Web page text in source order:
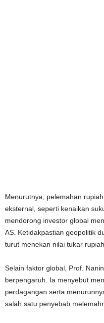
Menurutnya, pelemahan
eksternal, seperti kenaikan
mendorong investor global
AS. Ketidakpastian geopolitik
turut menekan nilai tukar
Selain faktor global, Prof.
berpengaruh. Ia menyebut
perdagangan serta
salah satu penyebab